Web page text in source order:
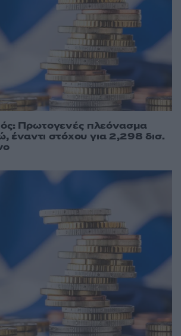
Πρωτογενές πλεόνασμα
έναντι στόχου για 2,298 δισ.